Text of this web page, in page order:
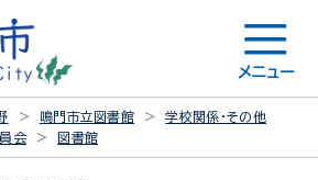
メニュー
鳴門市立図書館
学校関係・その他
会 図書館